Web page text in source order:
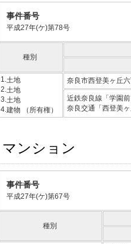
事件番号
平成27年(ケ)第78号
種別
1.土地
2.土地
3.土地
4.建物 （所有権）
奈良市西登美ヶ丘
近鉄奈良線「学園
奈良交通「西登美
マンション
事件番号
平成27年(ケ)第67号
種別